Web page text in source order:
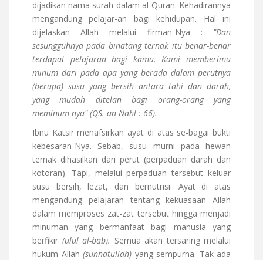
dijadikan nama surah dalam al-Quran. Kehadirannya
mengandung pelajar-an bagi kehidupan. Hal ini
dijelaskan Allah melalui firman-Nya : "Dan
sesungguhnya pada binatang ternak itu benar-benar
terdapat pelajaran bagi kamu. Kami memberimu
minum dari pada apa yang berada dalam perutnya
(berupa) susu yang bersih antara tahi dan darah,
yang mudah ditelan bagi orang-orang yang
meminum-nya" (QS. an-Nahl : 66).
Ibnu Katsir menafsirkan ayat di atas se-bagai bukti
kebesaran-Nya. Sebab, susu murni pada hewan
ternak dihasilkan dari perut (perpaduan darah dan
kotoran). Tapi, melalui perpaduan tersebut keluar
susu bersih, lezat, dan bernutrisi. Ayat di atas
mengandung pelajaran tentang kekuasaan Allah
dalam memproses zat-zat tersebut hingga menjadi
minuman yang bermanfaat bagi manusia yang
berfikir (ulul al-bab). Semua akan tersaring melalui
hukum Allah (sunnatullah) yang sempurna. Tak ada